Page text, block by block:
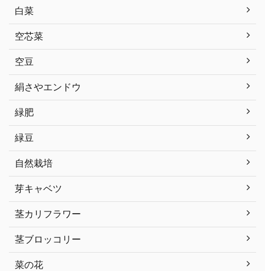
白菜
空芯菜
空豆
絹さやエンドウ
緑肥
緑豆
自然栽培
芽キャベツ
茎カリフラワー
茎ブロッコリー
菜の花